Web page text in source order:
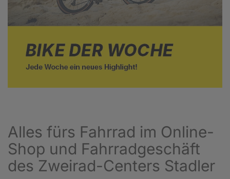
Alles fürs Fahrrad im Online-
Shop und Fahrradgeschäft
des Zweirad-Centers Stadler